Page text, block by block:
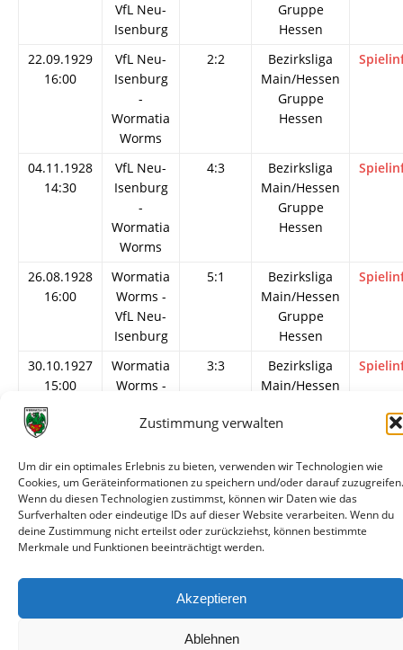
Zustimmung verwalten
Um dir ein optimales Erlebnis zu bieten, verwenden wir Technologien wie
Cookies, um Geräteinformationen zu speichern und/oder darauf zuzugreifen.
Wenn du diesen Technologien zustimmst, können wir Daten wie das
Surfverhalten oder eindeutige IDs auf dieser Website verarbeiten. Wenn du
deine Zustimmung nicht erteilst oder zurückziehst, können bestimmte
Merkmale und Funktionen beeinträchtigt werden.
Akzeptieren
Ablehnen
VfL Neu-
Isenburg
Gruppe
Hessen
22.09.1929
16:00
VfL Neu-
Isenburg
-
Wormatia
Worms
2:2
Bezirksliga
Main/Hessen
Gruppe
Hessen
04.11.1928
14:30
VfL Neu-
Isenburg
-
Wormatia
Worms
4:3
Bezirksliga
Main/Hessen
Gruppe
Hessen
26.08.1928
16:00
Wormatia
Worms -
VfL Neu-
Isenburg
5:1
Bezirksliga
Main/Hessen
Gruppe
Hessen
30.10.1927
15:00
Wormatia
Worms -
Isenburg
3:3
Bezirksliga
Main/Hessen
Hessen
Isenburg
-
Wormatia
Worms
Main/Hessen
Gruppe
Hessen
© VfR Wormatia Worms